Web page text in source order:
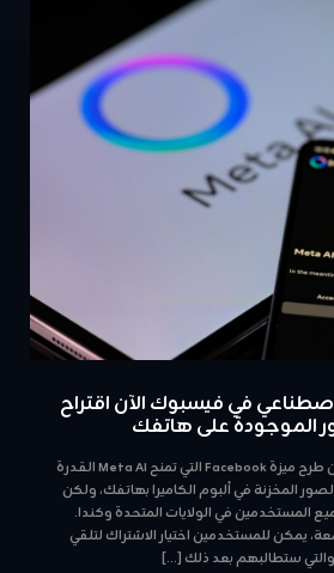
في فيسبوك الآن اقتراح
الموجودة على هاتفك
متابعة – أمل علوي يتم الآن طرح ميزة Facebook التي تمنح Meta AI القدرة
المخزنة في ألبوم الكاميرا بهاتفك، ولكن
المستخدمين في الولايات المتحدة وكندا.
يمكن للمستخدمين اختيار الاشتراك لتلقي
ستطالبهم بعد ذلك[…]